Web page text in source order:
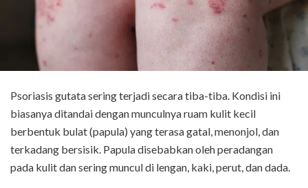
Psoriasis gutata sering terjadi secara tiba-tiba. Kondisi ini
biasanya ditandai dengan munculnya ruam kulit kecil
berbentuk bulat (papula) yang terasa gatal, menonjol, dan
terkadang bersisik. Papula disebabkan oleh peradangan
pada kulit dan sering muncul di lengan, kaki, perut, dan dada.